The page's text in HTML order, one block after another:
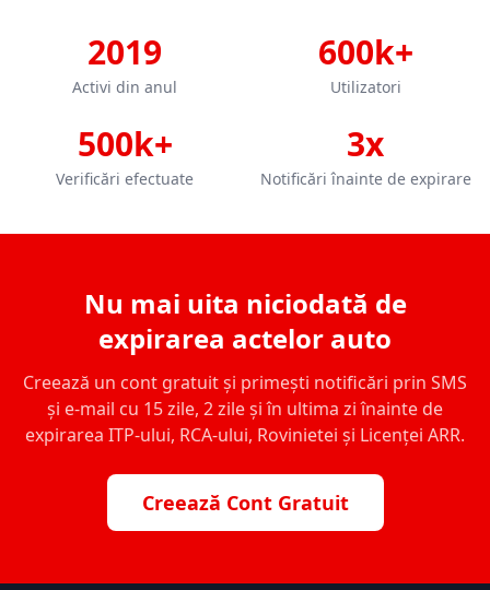
2019
Activi din anul
600k+
Utilizatori
500k+
Verificări efectuate
3x
Notificări înainte de expirare
Nu mai uita niciodată de
expirarea actelor auto
Creează un cont gratuit și primești notificări prin SMS
și e-mail cu 15 zile, 2 zile și în ultima zi înainte de
expirarea ITP-ului, RCA-ului, Rovinietei și Licenței ARR.
Creează Cont Gratuit